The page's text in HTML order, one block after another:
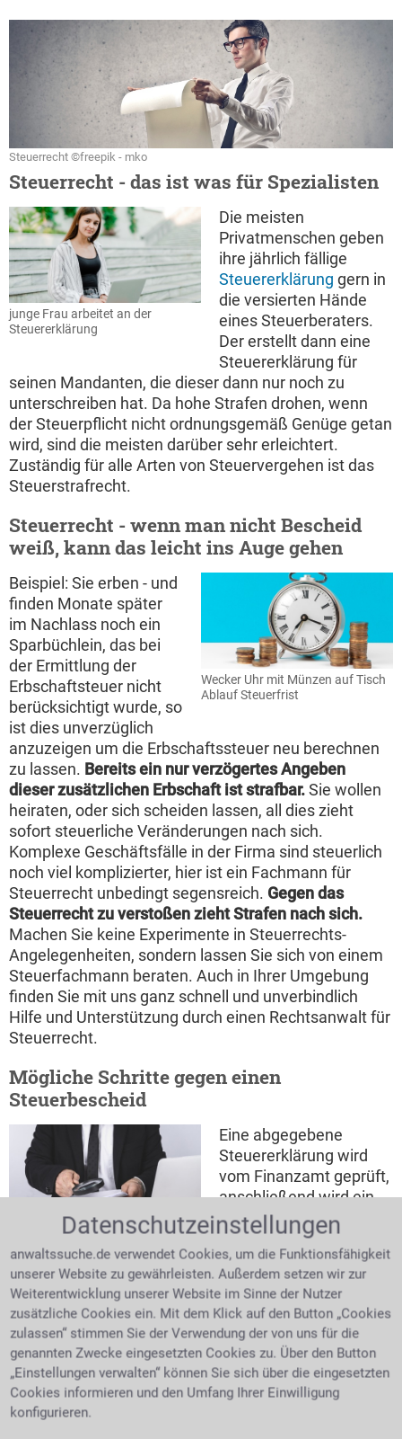
Steuerrecht ©freepik - mko
Steuerrecht - das ist was für Spezialisten
junge Frau arbeitet an der
Steuererklärung
Die meisten
Privatmenschen geben
ihre jährlich fällige
Steuererklärung gern in
die versierten Hände
eines Steuerberaters.
Der erstellt dann eine
Steuererklärung für
seinen Mandanten, die dieser dann nur noch zu
unterschreiben hat. Da hohe Strafen drohen, wenn
der Steuerpflicht nicht ordnungsgemäß Genüge getan
wird, sind die meisten darüber sehr erleichtert.
Zuständig für alle Arten von Steuervergehen ist das
Steuerstrafrecht.
Steuerrecht - wenn man nicht Bescheid
weiß, kann das leicht ins Auge gehen
Wecker Uhr mit Münzen auf Tisch
Ablauf Steuerfrist
Beispiel: Sie erben - und
finden Monate später
im Nachlass noch ein
Sparbüchlein, das bei
der Ermittlung der
Erbschaftsteuer nicht
berücksichtigt wurde, so
ist dies unverzüglich
anzuzeigen um die Erbschaftssteuer neu berechnen
zu lassen. Bereits ein nur verzögertes Angeben
dieser zusätzlichen Erbschaft ist strafbar.Sie wollen
heiraten, oder sich scheiden lassen, all dies zieht
sofort steuerliche Veränderungen nach sich.
Komplexe Geschäftsfälle in der Firma sind steuerlich
noch viel komplizierter, hier ist ein Fachmann für
Steuerrecht unbedingt segensreich. Gegen das
Steuerrecht zu verstoßen zieht Strafen nach sich.
Machen Sie keine Experimente in Steuerrechts-
Angelegenheiten, sondern lassen Sie sich von einem
Steuerfachmann beraten. Auch in Ihrer Umgebung
finden Sie mit uns ganz schnell und unverbindlich
Hilfe und Unterstützung durch einen Rechtsanwalt für
Steuerrecht.
Mögliche Schritte gegen einen
Steuerbescheid
Anwalt prüft mit Lupe
Steuerbescheid
Eine abgegebene
Steuererklärung wird
vom Finanzamt geprüft,
anschließend wird ein
Steuerbescheid erstellt
und zugesandt. Der
Steuerbescheid teilt
Ihnen mit, was Sie für
das Jahr an Steuern zu entrichten haben, bzw. ob Sie
evtl. zu viel gezahlt haben und daher mit einer
Erstattung rechnen können. Die Rechtsmittel, die man
gegen einen fraglichen Steuerbescheid hat, sind als
erster Schritt der Einspruch und als zweiter Schritt die
Klage. Ohne Fachwissen ist es kaum möglich,
Steuerprobleme richtig anzugehen. Wenden Sie sich
Datenschutzeinstellungen
anwaltssuche.de verwendet Cookies, um die Funktionsfähigkeit
unserer Website zu gewährleisten. Außerdem setzen wir zur
Weiterentwicklung unserer Website im Sinne der Nutzer
zusätzliche Cookies ein. Mit dem Klick auf den Button „Cookies
zulassen“ stimmen Sie der Verwendung der von uns für die
genannten Zwecke eingesetzten Cookies zu. Über den Button
„Einstellungen verwalten“ können Sie sich über die eingesetzten
Cookies informieren und den Umfang Ihrer Einwilligung
konfigurieren.